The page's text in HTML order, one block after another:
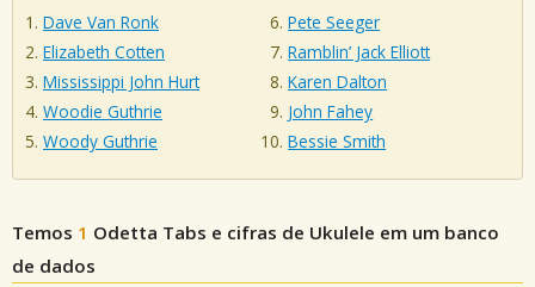
Dave Van Ronk
Elizabeth Cotten
Mississippi John Hurt
Woodie Guthrie
Woody Guthrie
Pete Seeger
Ramblin’ Jack Elliott
Karen Dalton
John Fahey
Bessie Smith
Temos 1 Odetta Tabs e cifras de Ukulele em um banco
de dados